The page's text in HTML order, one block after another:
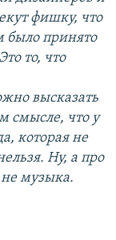
фишку, что
было принято
то, что
высказать
смысле, что у
которая не
Ну, а про
не музыка.